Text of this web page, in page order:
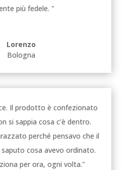
più fedele. "
Lorenzo
Bologna
Il prodotto è confezionato
si sappia cosa c’è dentro.
perché pensavo che il
cosa avevo ordinato.
per ora, ogni volta."